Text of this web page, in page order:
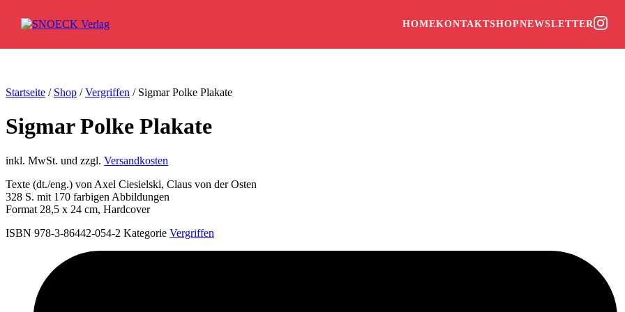
HOMEKONTAKTSHOPNEWSLETTER
Startseite / Shop /Vergriffen / Sigmar Polke Plakate
Sigmar Polke Plakate
inkl. MwSt. und zzgl. Versandkosten
Texte (dt./eng.) von Axel Ciesielski, Claus von der Osten
328 S. mit 170 farbigen Abbildungen
Format 28,5 x 24 cm, Hardcover
ISBN 978-3-86442-054-2 Kategorie Vergriffen